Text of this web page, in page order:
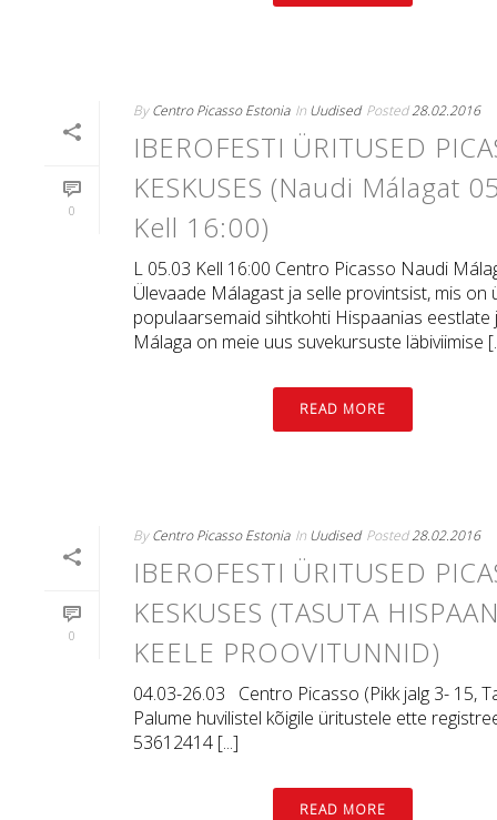
0
By Centro Picasso Estonia In Uudised Posted28.02.2016
IBEROFESTI ÜRITUSED
KESKUSES (Naudi Málagat
Kell 16:00)
L 05.03 Kell 16:00 Centro Picasso Naudi
Ülevaade Málagast ja selle provintsist, mis on
populaarsemaid sihtkohti Hispaanias eestlate
Málaga on meie uus suvekursuste läbiviimise
READ MORE
0
By Centro Picasso Estonia In Uudised Posted28.02.2016
IBEROFESTI ÜRITUSED
KESKUSES (TASUTA
KEELE PROOVITUNNID)
04.03-26.03 Centro Picasso (Pikk jalg 3- 15,
Palume huvilistel kõigile üritustele ette
53612414 [...]
READ MORE